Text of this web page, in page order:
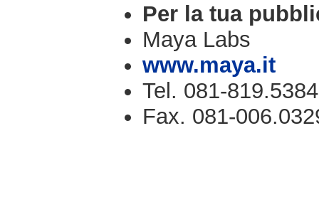
Per la tua
Maya Labs
www.maya.it
Tel. 081-819.5384
Fax. 081-